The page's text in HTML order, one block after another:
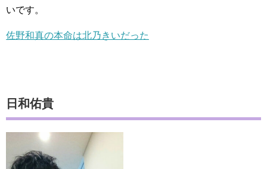
いです。
佐野和真の本命は北乃きいだった
日和佑貴